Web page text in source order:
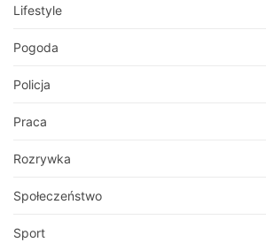
Lifestyle
Pogoda
Policja
Praca
Rozrywka
Społeczeństwo
Sport